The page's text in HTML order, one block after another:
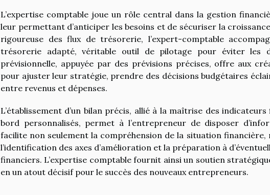
L’expertise comptable joue un rôle central dans la gestion
leur permettant d’anticiper les besoins et de sécuriser la
rigoureuse des flux de trésorerie, l’expert-comptable
trésorerie adapté, véritable outil de pilotage pour éviter les
prévisionnelle, appuyée par des prévisions précises, offre aux
pour ajuster leur stratégie, prendre des décisions budgétaires
entre revenus et dépenses.
L’établissement d’un bilan précis, allié à la maîtrise des
bord personnalisés, permet à l’entrepreneur de disposer
facilite non seulement la compréhension de la situation financière,
l’identification des axes d’amélioration et la préparation à
financiers. L’expertise comptable fournit ainsi un soutien
en un atout décisif pour le succès des nouveaux entrepreneurs.